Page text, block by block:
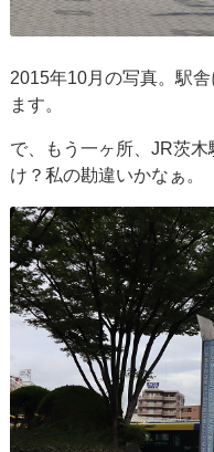
2015年10月の写真。駅
ます。
で、もう一ヶ所、JR茨
け？私の勘違いかなぁ。